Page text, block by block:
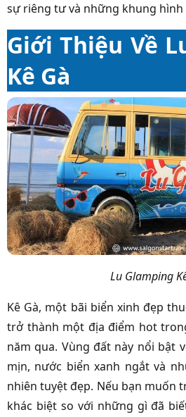
sự riêng tư và những khung hình
Giới Thiệu Về
Kê Gà
Lu Glamping
Kê Gà, một bãi biển xinh đẹp
trở thành một địa điểm hot
năm qua. Vùng đất này nổi bật
mịn, nước biển xanh ngắt và
nhiên tuyệt đẹp. Nếu bạn muốn
khác biệt so với những gì đã